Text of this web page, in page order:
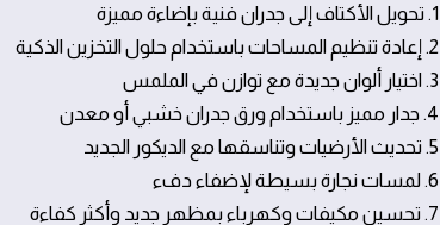
1. تحويل الأكتاف إلى جدران فنية بإضاءة مميزة
2. إعادة تنظيم المساحات باستخدام حلول التخزين الذكية
3. اختيار ألوان جديدة مع توازن في الملمس
4. جدار مميز باستخدام ورق جدران خشبي أو معدن
5. تحديث الأرضيات وتناسقها مع الديكور الجديد
6. لمسات نجارة بسيطة لإضفاء دفء
7. تحسين مكيفات وكهرباء بمظهر جديد وأكثر كفاءة